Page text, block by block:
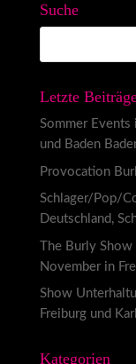
Suche
Letzte
Sommer Events
und Baden
Provocation
Schlager/Pop/
Deutschland,
The Burly Show
November in
Show
Freiburg und
Kategorien